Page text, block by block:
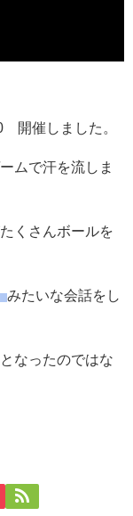
開催しました。
ムで汗を流しま
くさんボールを
みたいな会話をし
なったのではな